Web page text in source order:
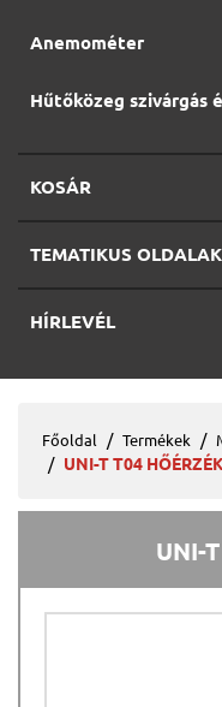
Anemométer
Hűtőközeg szivárgás
KOSÁR
TEMATIKUS OLDALAK
HÍRLEVÉL
Főoldal Termékek
UNI-T T04
UNI-